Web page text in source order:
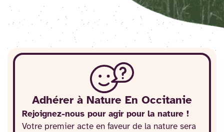
Adhérer à Nature En Occitanie
Rejoignez-nous pour agir pour la nature !
Votre premier acte en faveur de la nature sera